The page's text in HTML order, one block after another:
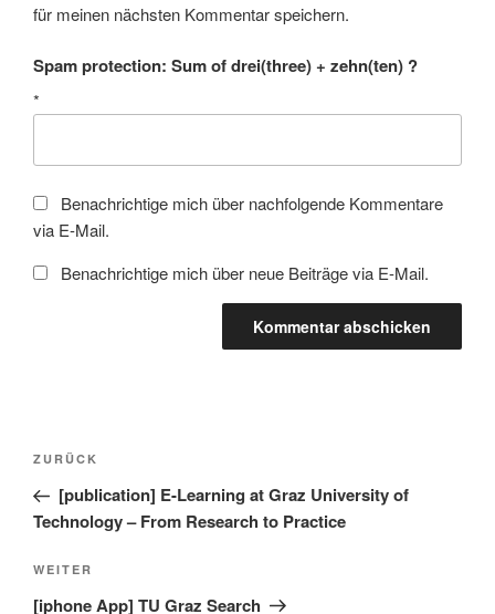
für meinen nächsten Kommentar speichern.
Spam protection: Sum of drei(three) + zehn(ten) ?
*
Benachrichtige mich über nachfolgende Kommentare
via E-Mail.
Benachrichtige mich über neue Beiträge via E-Mail.
Beitragsnavigation
Vorheriger
Beitrag
ZURÜCK
[publication] E-Learning at Graz University of
Technology – From Research to Practice
Nächster
Beitrag
WEITER
[iphone App] TU Graz Search